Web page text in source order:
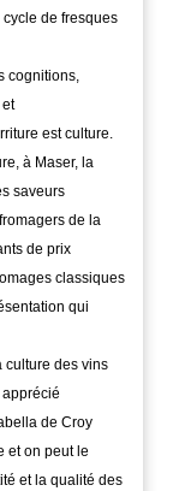
de fresques
cognitions,
est culture.
à Maser, la
saveurs
de la
de prix
classiques
qui
culture des vins
de Croy
et on peut le
et la qualité des